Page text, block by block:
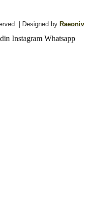
| Designed by Raeoniv
Instagram Whatsapp